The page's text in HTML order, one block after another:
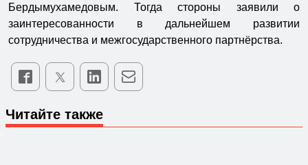
Бердымухамедовым. Тогда стороны заявили о
заинтересованности в дальнейшем развитии
сотрудничества и межгосударственного партнёрства.
Читайте также